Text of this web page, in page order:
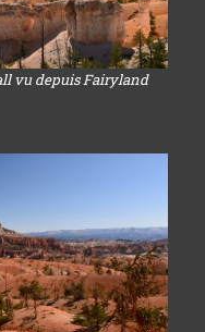
vu depuis Fairyland